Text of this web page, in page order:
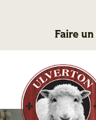
Faire un